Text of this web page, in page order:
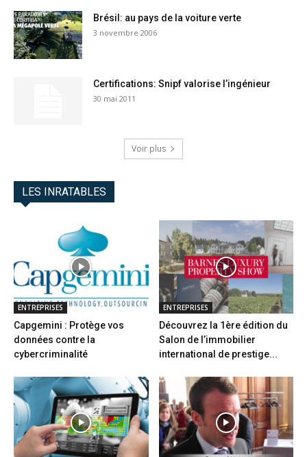
Brésil: au pays de la voiture verte
3 novembre 2006
Certifications: Snipf valorise l’ingénieur
30 mai 2011
Voir plus
LES INRATABLES
ENTREPRISES
Capgemini : Protège vos
données contre la
cybercriminalité
ENTREPRISES
Découvrez la 1ère édition du
Salon de l’immobilier
international de prestige...